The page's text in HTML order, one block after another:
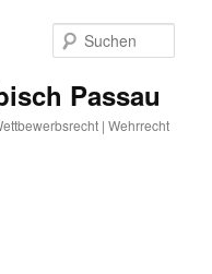
Passau
| Wehrrecht